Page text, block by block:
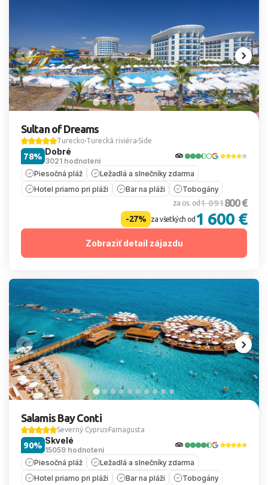
Sultan of Dreams
Turecko Turecká riviéra Side
Dobré
3021 hodnotení
78%
Piesočná pláž
Ležadlá a slnečníky zdarma
Hotel priamo pri pláži
Bar na pláži Tobogány
za os. od1 091800 €
-27% za všetkých od 1 600 €
Zobraziť detail zájazdu
Salamis Bay Conti
Severný Cyprus Famagusta
Skvelé
15059 hodnotení
90%
Piesočná pláž
Ležadlá a slnečníky zdarma
Hotel priamo pri pláži
Bar na pláži Tobogány